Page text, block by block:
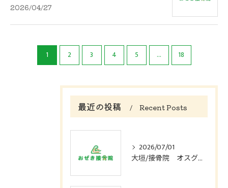
2026/04/27
1 2 3 4 5 ... 18
最近の投稿 Recent Posts
2026/07/01
大垣/接骨院 オスグット病ってどんな症状？